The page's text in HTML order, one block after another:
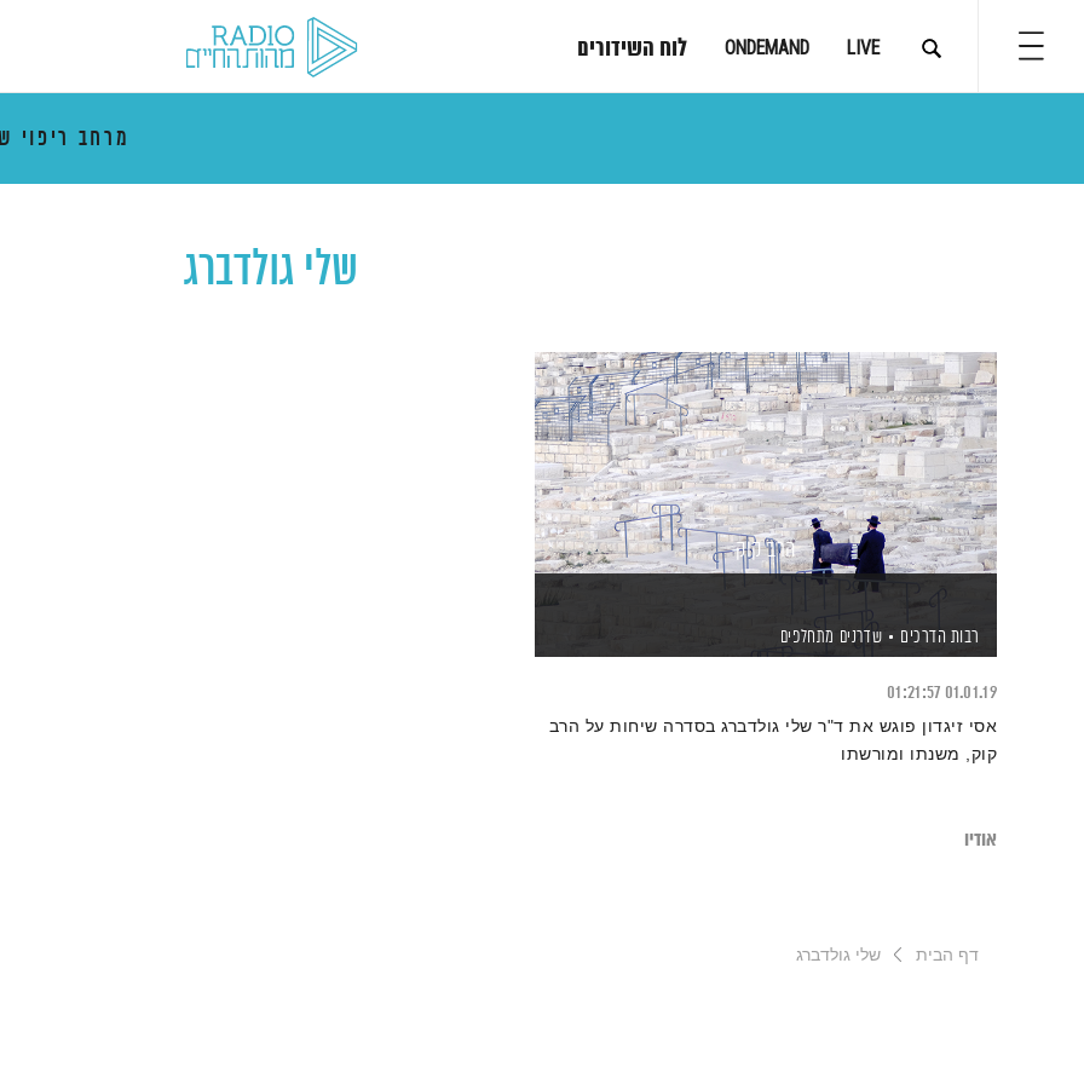
LIVE
ONDEMAND לוח השידורים
מרחב ריפוי
שלי גולדברג
הרב קוק
רבות הדרכים שדרנים מתחלפים
01.01.19
01:21:57
אסי זיגדון פוגש את ד"ר שלי גולדברג בסדרה שיחות על הרב
קוק, משנתו ומורשתו
אודיו
דף הבית שלי גולדברג